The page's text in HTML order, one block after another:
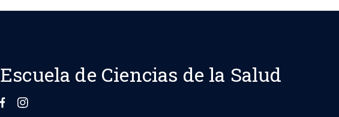
Escuela de Ciencias de la Salud